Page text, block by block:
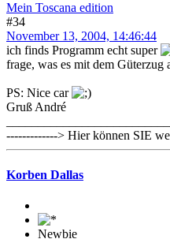
Mein Toscana edition
#34
November 13, 2004, 14:46:44
ich finds Programm echt super
frage, was es mit dem Güterzug
PS: Nice car
Gruß André
-------------> Hier können SIE
Korben Dallas
Newbie